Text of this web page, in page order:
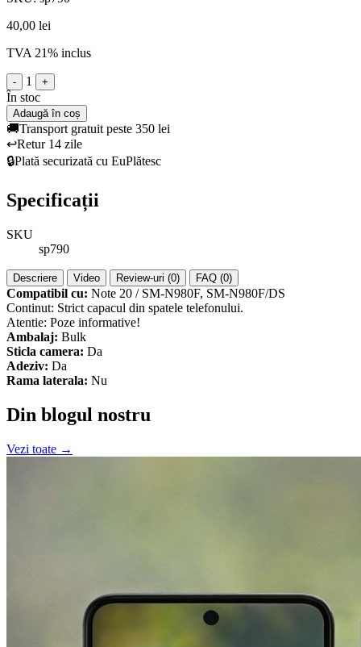
40,00 lei
TVA 21% inclus
- 1 +
În stoc
Adaugă în coș
🚚Transport gratuit peste 350 lei
↩️Retur 14 zile
🔒Plată securizată cu EuPlătesc
Specificații
SKU
sp790
Descriere Video Review-uri (0) FAQ (0)
Compatibil cu: Note 20 / SM-N980F, SM-N980F/DS
Continut: Strict capacul din spatele telefonului.
Atentie: Poze informative!
Ambalaj: Bulk
Sticla camera: Da
Adeziv: Da
Rama laterala: Nu
Din blogul nostru
Vezi toate →